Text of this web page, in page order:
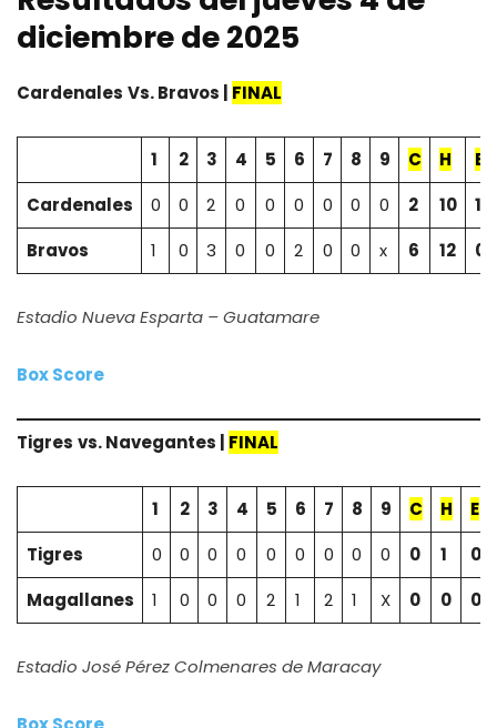
diciembre de 2025
Cardenales Vs. Bravos | FINAL
1 2 3 4 5 6 7 8 9 C H
E
Cardenales
0 0 2 0 0 0 0 0 0 2 10
1
Bravos
1 0 3 0 0 2 0 0 x 6 12 0
Estadio Nueva Esparta – Guatamare
Box Score
Tigres vs. Navegantes | FINAL
1 2 3 4 5 6 7 8 9 C H
E
Tigres
0 0 0 0 0 0 0 0 0 0 1
0
Magallanes
1 0 0 0 2 1 2 1 X 0 0 0
Estadio José Pérez Colmenares de Maracay